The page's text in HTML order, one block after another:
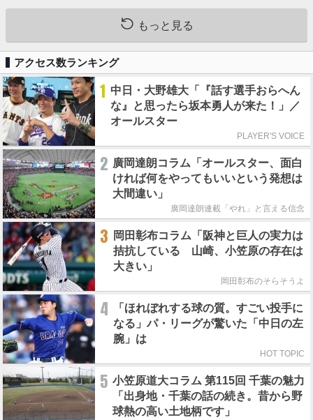
もっと見る
アクセス数ランキング
1 中日・大野雄大「『話す選手おらへん
な』と思ったら坂本勇人が来た！」／
オールスター
PLAYER'S VOICE
2 廣岡達朗コラム「オールスター、面白
ければ何をやってもいいという発想は
大間違い」
廣岡達朗連載「やれ」と言える信念
3
岡田彰布コラム「阪神と巨人の実力は
拮抗している 山崎、小笠原の存在は
大きい」
岡田彰布のそらそうよ
4
「ほれぼれする球の質。すごい投手に
なる」パ・リーグが驚いた「中日の左
腕」は
HOT TOPIC
5 小笠原道大コラム 第115回 千葉の魅力
「出身地・千葉の話の続き。昔から野
球熱の高い土地柄です」